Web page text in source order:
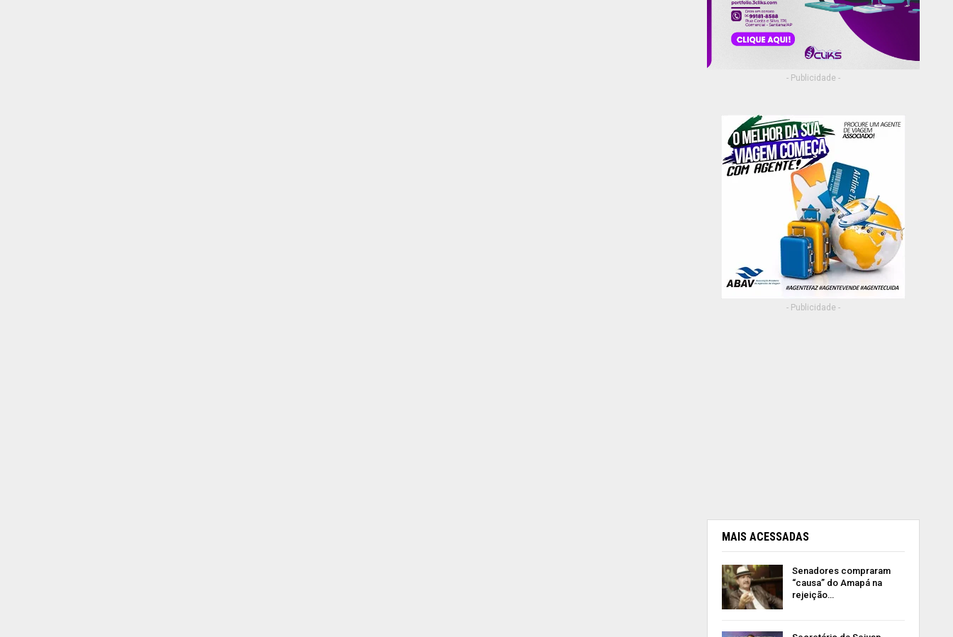
- Publicidade -
- Publicidade -
MAIS ACESSADAS
Senadores compraram
“causa” do Amapá na
rejeição…